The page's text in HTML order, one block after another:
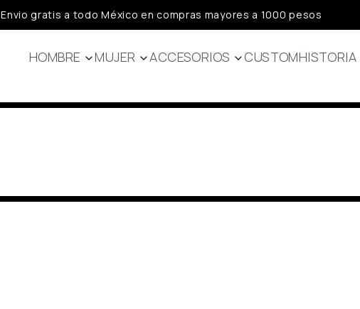
Envio gratis a todo México en compras mayores a 1000 pesos
HOMBRE
Bibs
Capa base
MUJER
Bibs
Chamarras
ACCESORIOS
Guantes
CUSTOMHISTORIA